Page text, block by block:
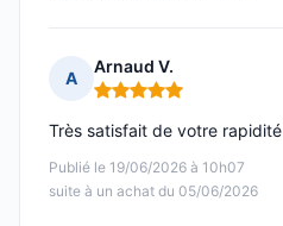
A
Arnaud V.
Note : 5 sur 5
Publié le 19/06/2026 à 10h07
suite à un achat du 05/06/2026
Très satisfait de votre rapidité